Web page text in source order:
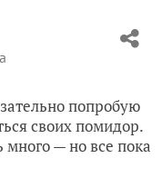
попробую
своих помидор.
много — но все пока